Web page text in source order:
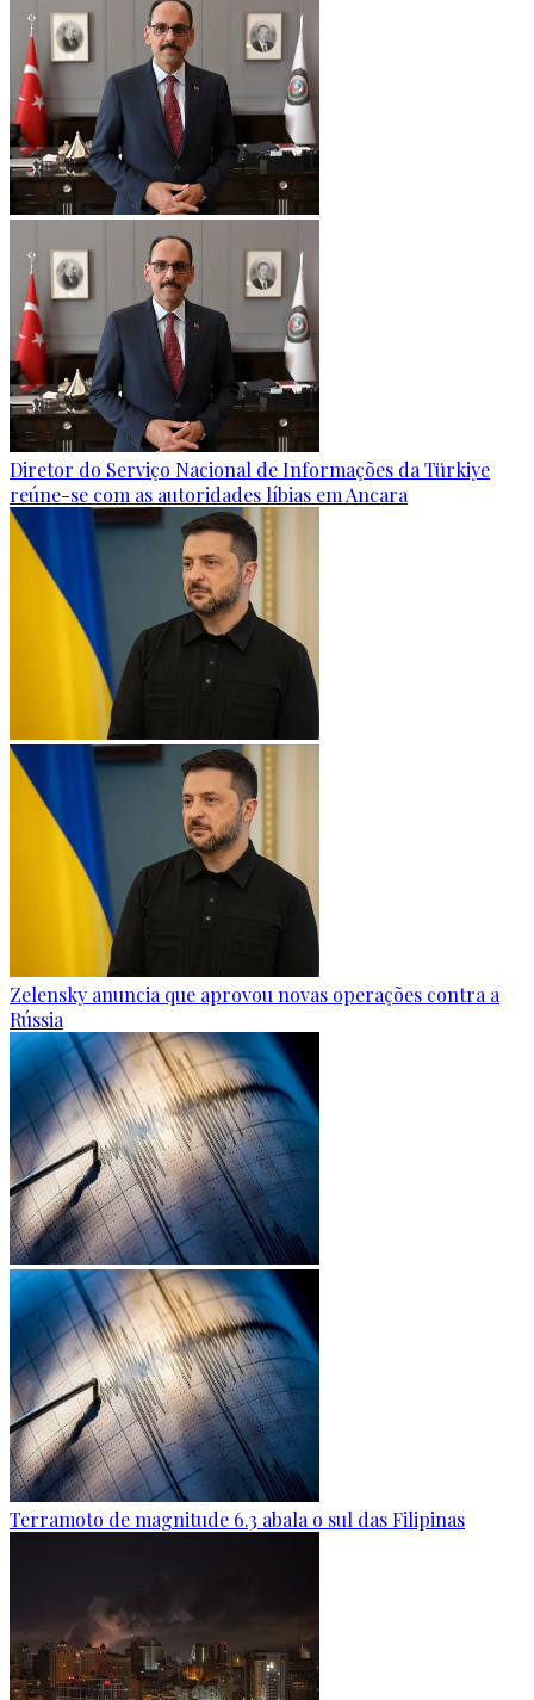
Diretor do Serviço Nacional de Informações da Türkiye
reúne-se com as autoridades líbias em Ancara
Zelensky anuncia que aprovou novas operações contra a
Rússia
Terramoto de magnitude 6.3 abala o sul das Filipinas